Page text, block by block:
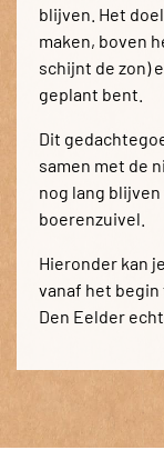
blijven. Het
maken, boven
schijnt de zon)
geplant bent.
Dit
samen met de
nog lang
boerenzuivel.
Hieronder kan
vanaf het begin
Den Eelder